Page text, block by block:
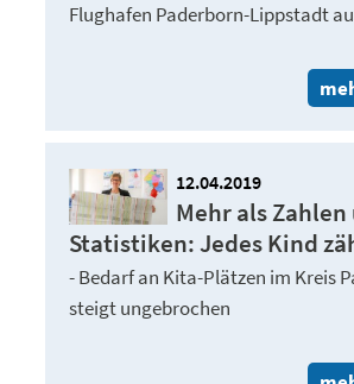
Flughafen Paderborn-Lippstadt
12.04.2019
Mehr als Zahlen
Statistiken: Jedes Kind
- Bedarf an Kita-Plätzen im Kreis
steigt ungebrochen